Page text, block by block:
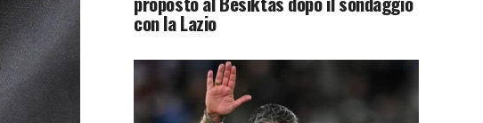
con la Lazio